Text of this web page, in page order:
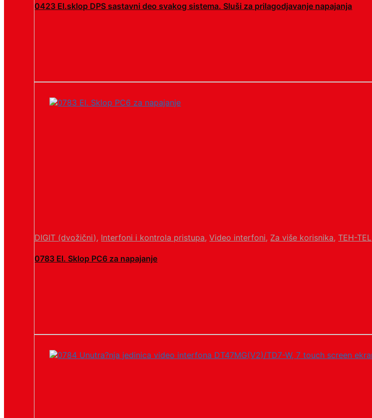
0423 El.sklop DPS sastavni deo svakog sistema. Sluši za prilagodjavanje napajanja
DIGIT (dvožični), Interfoni i kontrola pristupa,Video interfoni, Za više korisnika, TEH-TEL
0783 El. Sklop PC6 za napajanje